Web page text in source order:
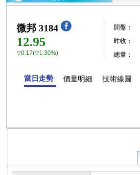
微邦 3184
12.95
▽0.17(▽1.30%)
開盤：
昨收：
總量：
當日走勢 價量明細 技術線圖